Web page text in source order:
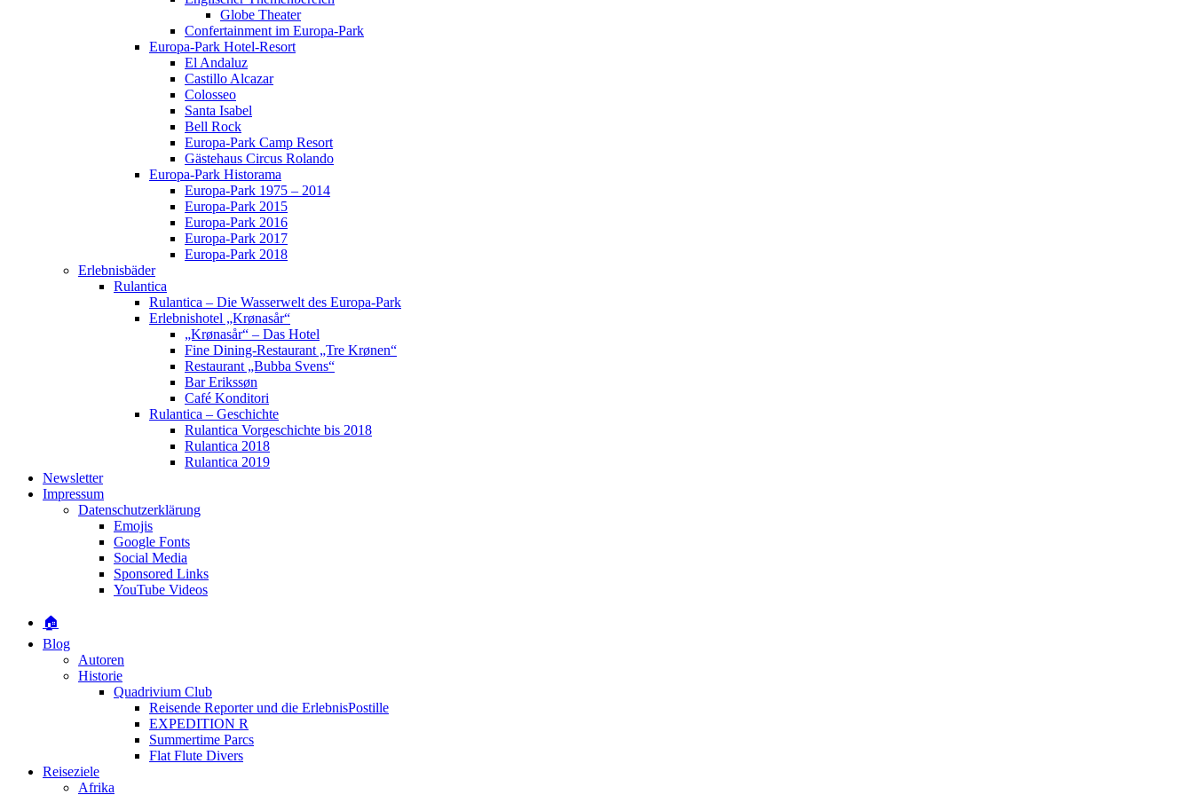
Globe Theater
Confertainment im Europa-Park
Europa-Park Hotel-Resort
El Andaluz
Castillo Alcazar
Colosseo
Santa Isabel
Bell Rock
Europa-Park Camp Resort
Gästehaus Circus Rolando
Europa-Park Historama
Europa-Park 1975 – 2014
Europa-Park 2015
Europa-Park 2016
Europa-Park 2017
Europa-Park 2018
Erlebnisbäder
Rulantica
Rulantica – Die Wasserwelt des Europa-Park
Erlebnishotel „Krønasår“
„Krønasår“ – Das Hotel
Fine Dining-Restaurant „Tre Krønen“
Restaurant „Bubba Svens“
Bar Erikssøn
Café Konditori
Rulantica – Geschichte
Rulantica Vorgeschichte bis 2018
Rulantica 2018
Rulantica 2019
Newsletter
Impressum
Datenschutzerklärung
Emojis
Google Fonts
Social Media
Sponsored Links
YouTube Videos
🏠
Blog
Autoren
Historie
Quadrivium Club
Reisende Reporter und die ErlebnisPostille
EXPEDITION R
Summertime Parcs
Flat Flute Divers
Reiseziele
Afrika